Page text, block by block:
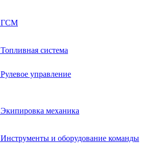
ГСМ
Топливная система
Рулевое управление
Экипировка механика
Инструменты и оборудование команды